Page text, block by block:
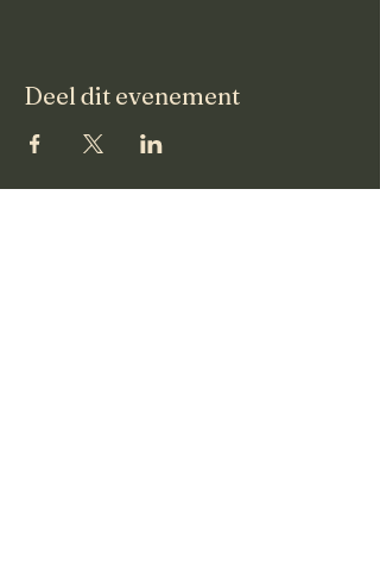
Deel dit evenement